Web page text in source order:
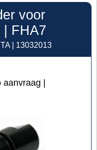
voor
| FHA7
| 13032013
aanvraag |